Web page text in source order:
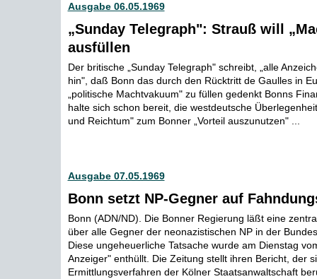
Ausgabe 06.05.1969
„Sunday Telegraph": Strauß will
ausfüllen
Der britische „Sunday Telegraph" schreibt, „alle
hin", daß Bonn das durch den Rücktritt de Gaulles in
„politische Machtvakuum" zu füllen gedenkt Bonns
halte sich schon bereit, die westdeutsche
und Reichtum" zum Bonner „Vorteil auszunutzen" ...
Ausgabe 07.05.1969
Bonn setzt NP-Gegner auf
Bonn (ADN/ND). Die Bonner Regierung läßt eine
über alle Gegner der neonazistischen NP in der
Diese ungeheuerliche Tatsache wurde am Dienstag
Anzeiger" enthüllt. Die Zeitung stellt ihren Bericht, der
Ermittlungsverfahren der Kölner Staatsanwaltschaft